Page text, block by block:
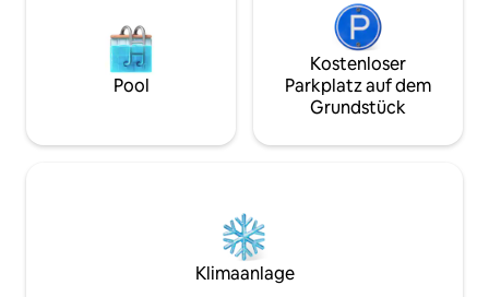
Pool
Kostenloser
Parkplatz auf dem
Grundstück
Klimaanlage